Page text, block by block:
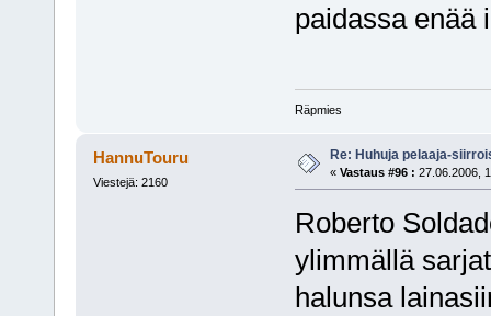
paidassa enää
Räpmies
HannuTouru
Viestejä: 2160
Re: Huhuja pelaaja-
« Vastaus #96 : 27.06.2006,
Roberto
ylimmällä
halunsa